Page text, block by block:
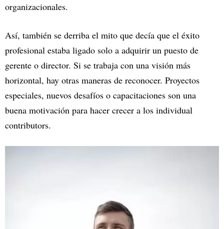
organizacionales.
Así, también se derriba el mito que decía que el éxito
profesional estaba ligado solo a adquirir un puesto de
gerente o director. Si se trabaja con una visión más
horizontal, hay otras maneras de reconocer. Proyectos
especiales, nuevos desafíos o capacitaciones son una
buena motivación para hacer crecer a los individual
contributors.